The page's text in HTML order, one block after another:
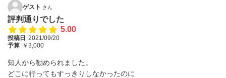
ゲスト さん
評判通りでした
5.00
投稿日 2021/09/20
予算 ￥3,000
知人から勧められました。
どこに行ってもすっきりしなかったのに